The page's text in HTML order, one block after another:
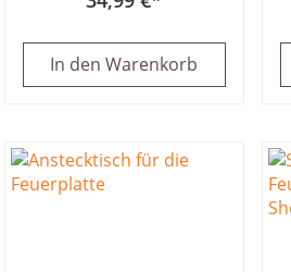
In den Warenkorb